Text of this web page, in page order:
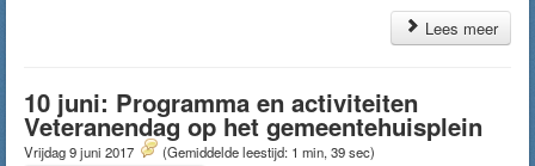
Lees meer
10 juni: Programma en activiteiten
Veteranendag op het gemeentehuisplein
Vrijdag 9 juni 2017 (Gemiddelde leestijd: 1 min, 39 sec)